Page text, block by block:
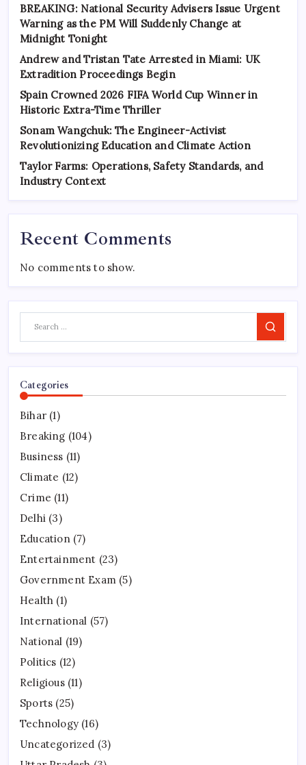
BREAKING: National Security Advisers Issue Urgent
Warning as the PM Will Suddenly Change at
Midnight Tonight
Andrew and Tristan Tate Arrested in Miami: UK
Extradition Proceedings Begin
Spain Crowned 2026 FIFA World Cup Winner in
Historic Extra-Time Thriller
Sonam Wangchuk: The Engineer-Activist
Revolutionizing Education and Climate Action
Taylor Farms: Operations, Safety Standards, and
Industry Context
Recent Comments
No comments to show.
Search
Categories
Bihar (1)
Breaking (104)
Business (11)
Climate (12)
Crime (11)
Delhi (3)
Education (7)
Entertainment (23)
Government Exam (5)
Health (1)
International (57)
National (19)
Politics (12)
Religious(11)
Sports (25)
Technology (16)
Uncategorized (3)